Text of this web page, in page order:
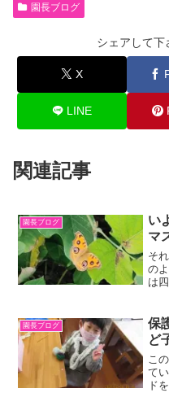
園長ブログ
シェアして下
X
LINE
関連記事
園長ブログ
い
マ
そ
の
は
移
る
園長ブログ
保
ど
こ
て
ド